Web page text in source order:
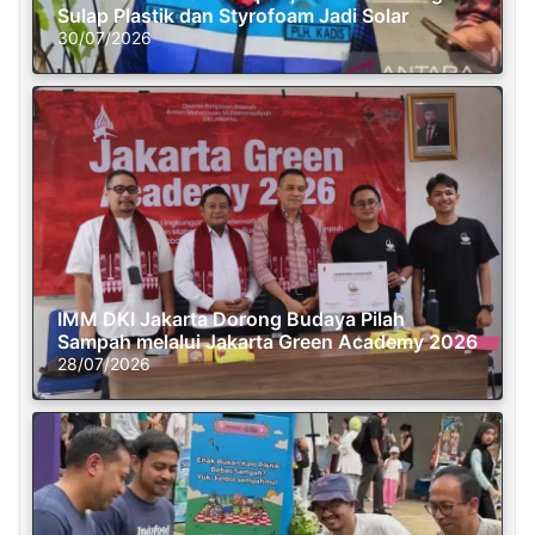
Sulap Plastik dan Styrofoam Jadi Solar
30/07/2026
IMM DKI Jakarta Dorong Budaya Pilah
Sampah melalui Jakarta Green Academy 2026
28/07/2026